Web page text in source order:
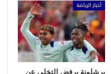
أخبار الرياضة
برشلونة يرفض التخلي عن